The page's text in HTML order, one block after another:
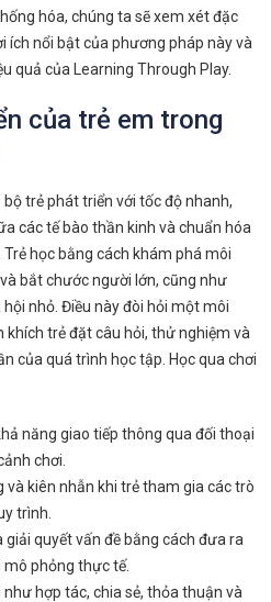
hóa, chúng ta sẽ xem xét đặc
ích nổi bật của phương pháp này và
quả của Learning Through Play.
của trẻ em trong
trẻ phát triển với tốc độ nhanh,
các tế bào thần kinh và chuẩn hóa
học bằng cách khám phá môi
bắt chước người lớn, cũng như
nhỏ. Điều này đòi hỏi một môi
trẻ đặt câu hỏi, thử nghiệm và
của quá trình học tập. Học qua chơi
năng giao tiếp thông qua đối thoại
chơi.
kiên nhẫn khi trẻ tham gia các trò
trình.
quyết vấn đề bằng cách đưa ra
phỏng thực tế.
hợp tác, chia sẻ, thỏa thuận và